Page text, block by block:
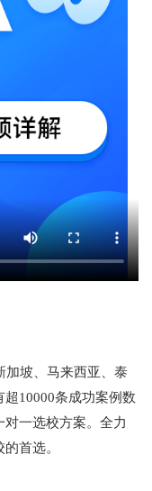
加坡、马来西亚、泰
10000条成功案例数
一选校方案。全力
首选。